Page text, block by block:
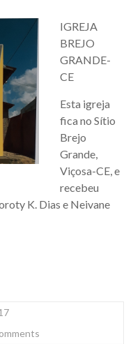
IGREJA
BREJO
GRANDE-
CE
Esta igreja
fica no Sítio
Brejo
Grande,
Viçosa-CE, e
recebeu
K. Dias e Neivane